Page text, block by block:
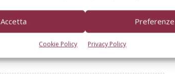
Accetta Preferenze
Cookie Policy Privacy Policy